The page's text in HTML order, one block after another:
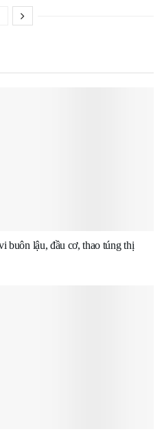
buôn lậu, đầu cơ, thao túng thị